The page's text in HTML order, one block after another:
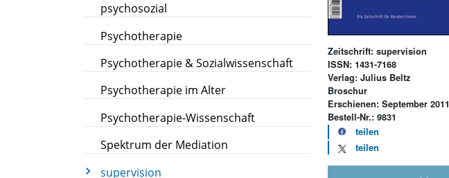
psychosozial
Psychotherapie
Psychotherapie & Sozialwissenschaft
Psychotherapie im Alter
Psychotherapie-Wissenschaft
Spektrum der Mediation
supervision
Zeitschrift: supervision
ISSN: 1431-7168
Verlag: Julius Beltz
Broschur
Erschienen: September 2011
Bestell-Nr.: 9831
teilen
teilen